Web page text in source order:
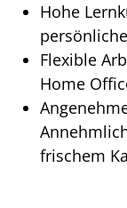
Hohe
Flexible
Home
frischem